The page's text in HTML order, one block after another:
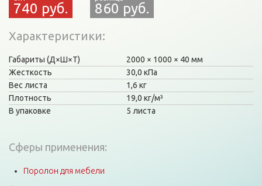
740 руб. 860 руб.
Характеристики
Габариты (Д×Ш×Т) 2000 1000
40 мм
Жесткость
30,0 кПа
Вес листа
1,6 кг
Плотность
19,0 кг/м³
В упаковке
5 листа
Сферы применения:
Поролон для мебели